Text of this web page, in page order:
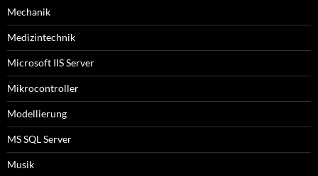
Mechanik
Medizintechnik
Microsoft IIS Server
Mikrocontroller
Modellierung
MS SQL Server
Musik